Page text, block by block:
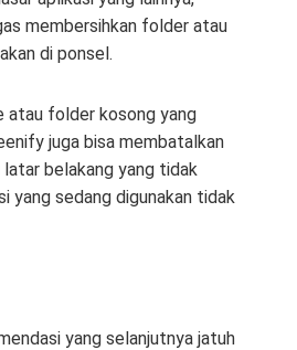
membersihkan folder atau
di ponsel.
atau folder kosong yang
juga bisa membatalkan
latar belakang yang tidak
yang sedang digunakan tidak
yang selanjutnya jatuh